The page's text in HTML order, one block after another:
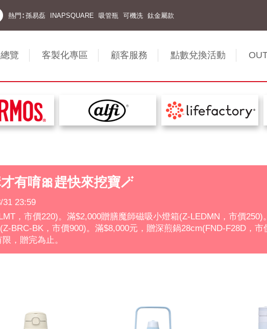
熱門∶ 孫易磊 INAPSQUARE 吸管瓶 可機洗 鈦金屬款
覽 客製化專區 顧客服務 點數兌換活動
有唷🎀趕快來挖寶🪄
31 23:59
，市價220)。滿$2,000贈膳魔師磁吸小燈箱(Z-LEDMN，市價
BRC-BK，市價900)。滿$8,000元，贈深煎鍋28cm(FND-F28D，
，贈完為止。